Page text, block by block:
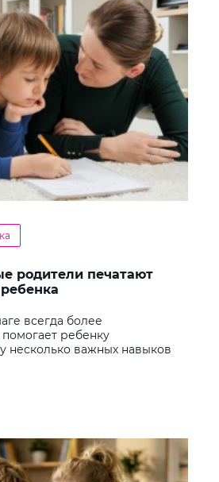
родители печатают
всегда более
ребенку
несколько важных навыков